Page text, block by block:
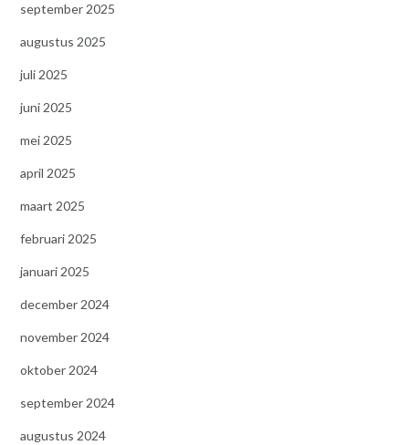
september 2025
augustus 2025
juli 2025
juni 2025
mei 2025
april 2025
maart 2025
februari 2025
januari 2025
december 2024
november 2024
oktober 2024
september 2024
augustus 2024